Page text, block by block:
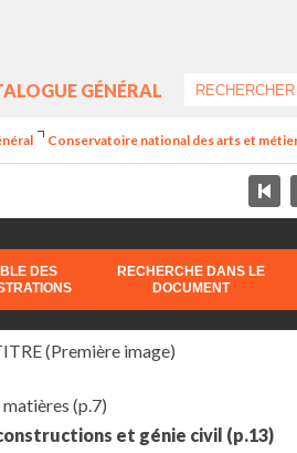
GÉNÉRAL
Conservatoire national des arts et
DES
RECHERCHE DANS LE
DOCUMENT
(Première image)
matières (p.7)
et génie civil (p.13)